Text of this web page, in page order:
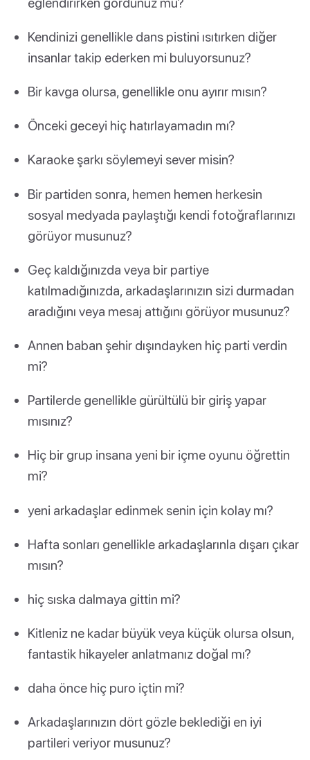
Kendinizi genellikle dans pistini ısıtırken diğer
insanlar takip ederken mi buluyorsunuz?
Bir kavga olursa, genellikle onu ayırır mısın?
Önceki geceyi hiç hatırlayamadın mı?
Karaoke şarkı söylemeyi sever misin?
Bir partiden sonra, hemen hemen herkesin
sosyal medyada paylaştığı kendi fotoğraflarınızı
görüyor musunuz?
Geç kaldığınızda veya bir partiye
katılmadığınızda, arkadaşlarınızın sizi durmadan
aradığını veya mesaj attığını görüyor musunuz?
Annen baban şehir dışındayken hiç parti verdin
mi?
Partilerde genellikle gürültülü bir giriş yapar
mısınız?
Hiç bir grup insana yeni bir içme oyunu öğrettin
mi?
yeni arkadaşlar edinmek senin için kolay mı?
Hafta sonları genellikle arkadaşlarınla dışarı çıkar
mısın?
hiç sıska dalmaya gittin mi?
Kitleniz ne kadar büyük veya küçük olursa olsun,
fantastik hikayeler anlatmanız doğal mı?
daha önce hiç puro içtin mi?
Arkadaşlarınızın dört gözle beklediği en iyi
partileri veriyor musunuz?